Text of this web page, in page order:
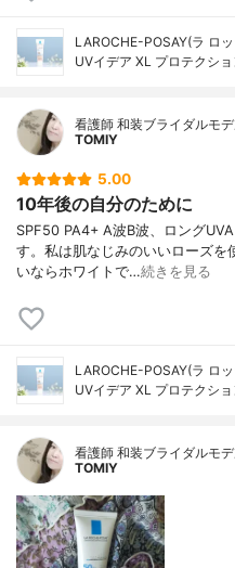
LAROCHE-POSAY(ラ ロ
UVイデア XL プロテクシ
看護師 和装ブライダルモ
TOMIY
5.00
10年後の自分のために
SPF50 PA4+ A波B波、ロング
す。私は肌なじみのいいローズを
いならホワイトで…続きを見る
LAROCHE-POSAY(ラ ロ
UVイデア XL プロテクシ
看護師 和装ブライダルモ
TOMIY